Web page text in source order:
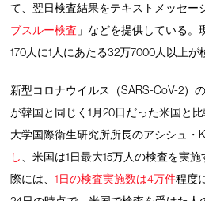
て、翌日検査結果をテキストメッセー
ブスルー検査 」などを提供している
170人に1人にあたる32万7000人以上が
新型コロナウイルス（SARS-CoV-2）
が韓国と同じく1月20日だった米国と
大学国際衛生研究所所長のアシシュ・
し
、米国は1日最大15万人の検査を実
際には、1日の検査実施数は4万件程度